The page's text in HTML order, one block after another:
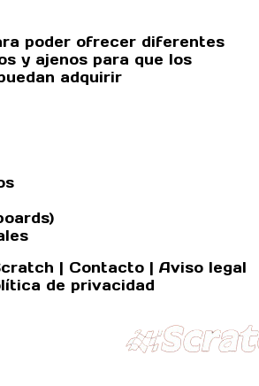
poder ofrecer diferentes
y ajenos para que los
adquirir
| Contacto| Aviso legal
de privacidad